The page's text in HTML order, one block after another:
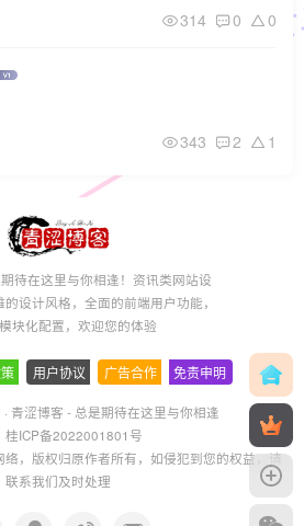
314 0 0
343 2 1
待在这里与你相逢！资讯类网站设
设计风格，全面的前端用户功能，
块化配置，欢迎您的体验
用户协议 广告合作 免责申明
青涩博客 - 总是期待在这里与你相逢
桂ICP备2022001801号
，版权归原作者所有，如侵犯到您的权益，请
联系我们及时处理